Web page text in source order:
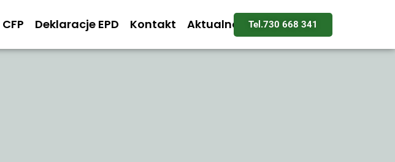
CFP Deklaracje EPD Kontakt AktualnościTel.730 668 341